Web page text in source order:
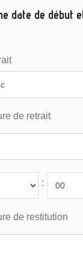
date de début
de retrait
:
de restitution